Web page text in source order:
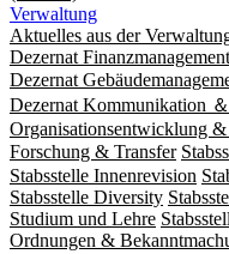
Verwaltung
Aktuelles aus der
Dezernat Finanzmanagement
Dezernat
Dezernat Kommunikation
Organisationsentwicklung &
Forschung & Transfer
Stabsstelle Innenrevision
Stabsstelle Diversity
Studium und Lehre
Ordnungen &